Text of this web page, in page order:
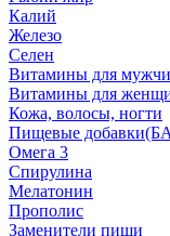
Калий
Железо
Селен
Витамины для
Витамины для
Кожа, волосы, ногти
Пищевые
Омега 3
Спирулина
Мелатонин
Прополис
Заменители пищи